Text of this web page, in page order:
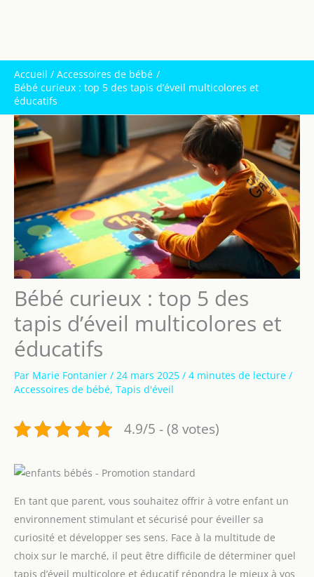
Accueil
Accessoires de bébé
Bébé curieux : top 5 des tapis d’éveil multicolores et
éducatifs
Bébé curieux : top 5 des
tapis d’éveil multicolores et
éducatifs
Par Marie Fontanier / 24 mars 2025 / 4 minutes de lecture /
Accessoires de bébé, Tapis d'éveil
4.9/5 - (8 votes)
En tant que parent, vous souhaitez offrir à votre enfant un
environnement stimulant et sécurisé pour éveiller sa
curiosité et développer ses sens. Face à la multitude de
choix sur le marché, il peut être difficile de déterminer quel
tapis d’éveil multicolore et éducatif répondra le mieux à vos